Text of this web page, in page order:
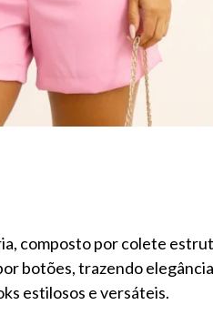
composto por colete
botões, trazendo
estilosos e versáteis.